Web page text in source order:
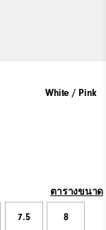
White / Pink
ตารางขนาด
7.5 8